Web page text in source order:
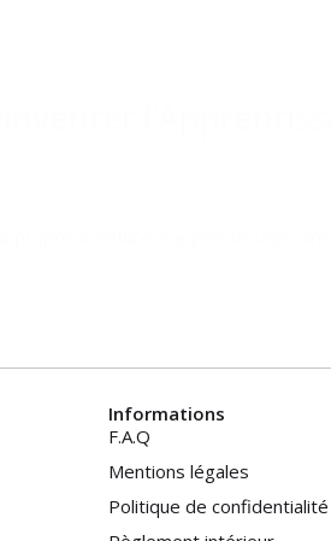
Informations
F.A.Q
Mentions légales
Politique de confidentialité